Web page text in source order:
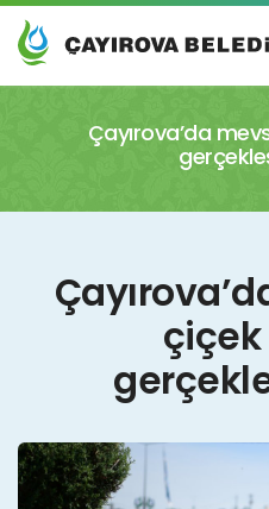
Çayırova’da